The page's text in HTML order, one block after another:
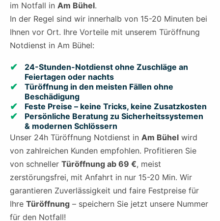
im Notfall in Am Bühel.
In der Regel sind wir innerhalb von 15-20 Minuten bei
Ihnen vor Ort. Ihre Vorteile mit unserem Türöffnung
Notdienst in Am Bühel:
24-Stunden-Notdienst ohne Zuschläge an
Feiertagen oder nachts
Türöffnung in den meisten Fällen ohne
Beschädigung
Feste Preise – keine Tricks, keine Zusatzkosten
Persönliche Beratung zu Sicherheitssystemen
& modernen Schlössern
Unser 24h Türöffnung Notdienst in Am Bühel wird
von zahlreichen Kunden empfohlen. Profitieren Sie
von schneller Türöffnung ab 69 €, meist
zerstörungsfrei, mit Anfahrt in nur 15-20 Min. Wir
garantieren Zuverlässigkeit und faire Festpreise für
Ihre Türöffnung – speichern Sie jetzt unsere Nummer
für den Notfall!